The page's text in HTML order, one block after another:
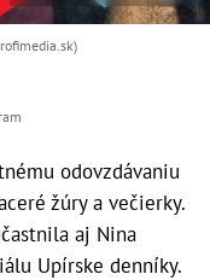
odovzdávaniu
žúry a večierky.
aj Nina
Upírske denníky.